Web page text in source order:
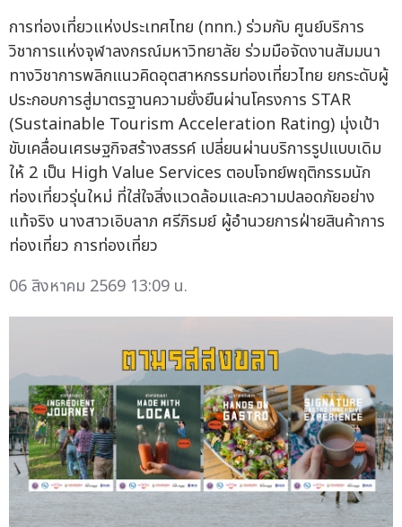
การท่องเที่ยวแห่งประเทศไทย (ททท.) ร่วมกับ ศูนย์บริการ
วิชาการแห่งจุฬาลงกรณ์มหาวิทยาลัย ร่วมมือจัดงานสัมมนา
ทางวิชาการพลิกแนวคิดอุตสาหกรรมท่องเที่ยวไทย ยกระดับผู้
ประกอบการสู่มาตรฐานความยั่งยืนผ่านโครงการ STAR
(Sustainable Tourism Acceleration Rating) มุ่งเป้า
ขับเคลื่อนเศรษฐกิจสร้างสรรค์ เปลี่ยนผ่านบริการรูปแบบเดิม
ให้ 2 เป็น High Value Services ตอบโจทย์พฤติกรรมนัก
ท่องเที่ยวรุ่นใหม่ ที่ใส่ใจสิ่งแวดล้อมและความปลอดภัยอย่าง
แท้จริง นางสาวเอิบลาภ ศรีภิรมย์ ผู้อำนวยการฝ่ายสินค้าการ
ท่องเที่ยว การท่องเที่ยว
06 สิงหาคม 2569 13:09 น.